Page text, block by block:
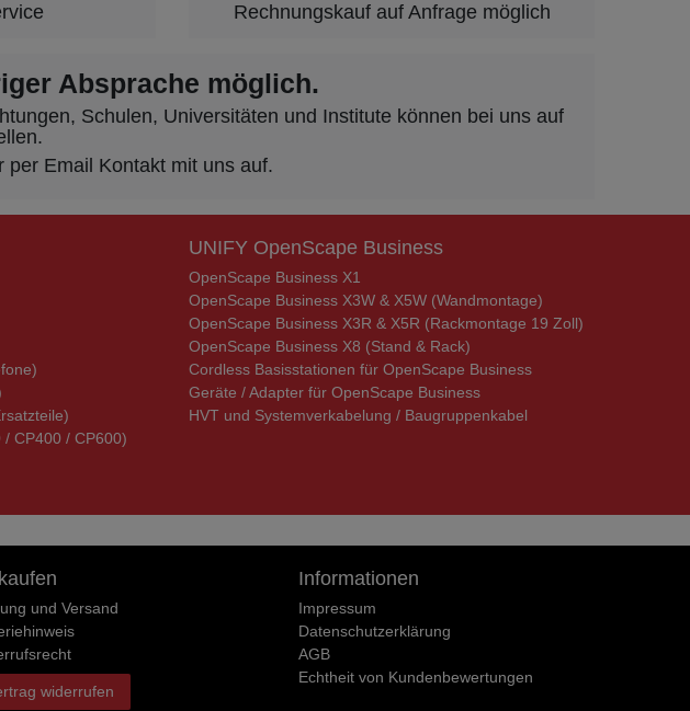
Rechnungskauf auf Anfrage möglich
Absprache möglich.
Schulen, Universitäten und Institute können bei uns auf
Email Kontakt mit uns auf.
CP400 / CP600)
UNIFY OpenScape Business
OpenScape Business X1
OpenScape Business X3W & X5W (Wandmontage)
OpenScape Business X3R & X5R (Rackmontage 19 Zoll)
OpenScape Business X8 (Stand & Rack)
Cordless Basisstationen für OpenScape Business
Geräte / Adapter für OpenScape Business
HVT und Systemverkabelung / Baugruppenkabel
und Versand
widerrufen
Informationen
Impressum
Daten­schutz­erklärung
AGB
Echtheit von Kundenbewertungen